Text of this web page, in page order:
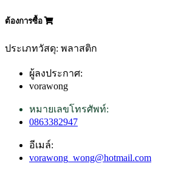
ต้องการซื้อ
ประเภทวัสดุ: พลาสติก
ผู้ลงประกาศ:
vorawong
หมายเลขโทรศัพท์:
0863382947
อีเมล์:
vorawong_wong@hotmail.com